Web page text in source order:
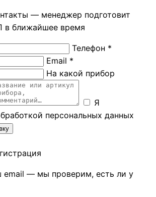
— менеджер подготовит
в ближайшее время
Телефон *
Email *
На какой прибор
Я
персональных данных
email — мы проверим, есть ли у